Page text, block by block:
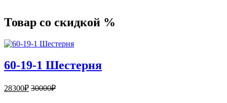
Товар со скидкой %
60-19-1 Шестерня
28300₽ 30000₽